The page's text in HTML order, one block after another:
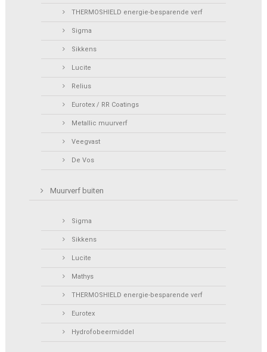
THERMOSHIELD energie-besparende verf
Sigma
Sikkens
Lucite
Relius
Eurotex / RR Coatings
Metallic muurverf
Veegvast
De Vos
Muurverf buiten
Sigma
Sikkens
Lucite
Mathys
THERMOSHIELD energie-besparende verf
Eurotex
Hydrofobeermiddel